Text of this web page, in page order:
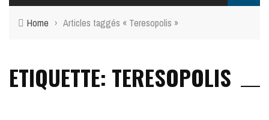
Home › Articles taggés « Teresopolis »
ETIQUETTE: TERESOPOLIS